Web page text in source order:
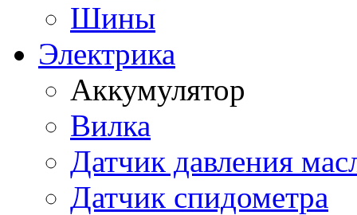
Шины
Электрика
Аккумулятор
Вилка
Датчик давления
Датчик спидометра